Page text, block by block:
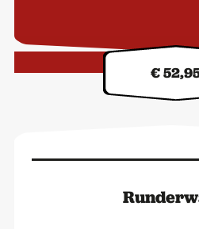
€